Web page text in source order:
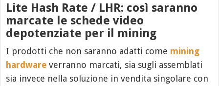
Lite Hash Rate / LHR: così saranno
marcate le schede video
depotenziate per il mining
I prodotti che non saranno adatti come mining
hardware verranno marcati, sia sugli assemblati
sia invece nella soluzione in vendita singolare con